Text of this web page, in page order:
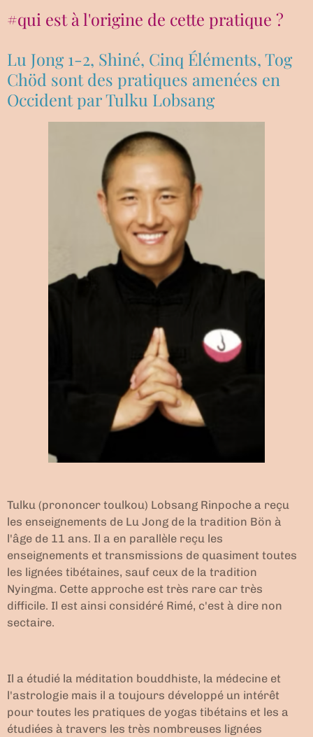
#qui est à l'origine de cette pratique ?
Lu Jong 1-2, Shiné, Cinq Éléments, Tog
Chöd sont des pratiques amenées en
Occident par Tulku Lobsang
Tulku (prononcer toulkou) Lobsang Rinpoche a reçu
les enseignements de Lu Jong de la tradition Bön à
l'âge de 11 ans. Il a en parallèle reçu les
enseignements et transmissions de quasiment toutes
les lignées tibétaines, sauf ceux de la tradition
Nyingma. Cette approche est très rare car très
difficile. Il est ainsi considéré Rimé, c'est à dire non
sectaire.
Il a étudié la méditation bouddhiste, la médecine et
l'astrologie mais il a toujours développé un intérêt
pour toutes les pratiques de yogas tibétains et les a
étudiées à travers les très nombreuses lignées